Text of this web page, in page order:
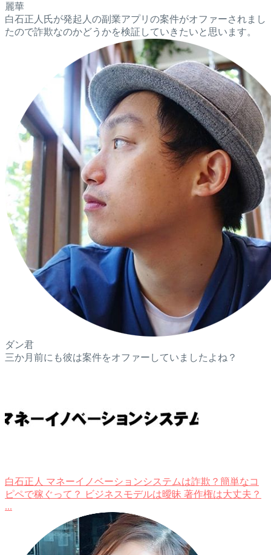
麗華
白石正人氏が発起人の副業アプリの案件がオファーされまし
たので詐欺なのかどうかを検証していきたいと思います。
ダン君
三か月前にも彼は案件をオファーしていましたよね？
白石正人 マネーイノベーションシステムは詐欺？簡単なコ
ピペで稼ぐって？
ビジネスモデルは曖昧 著作権は大丈夫？
...